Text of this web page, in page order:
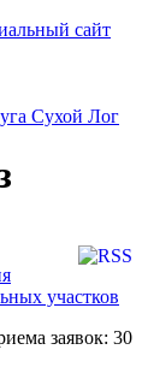
сайт
Сухой Лог
участков
заявок: 30